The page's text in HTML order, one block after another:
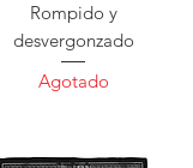
Rompido y
desvergonzado
Agotado